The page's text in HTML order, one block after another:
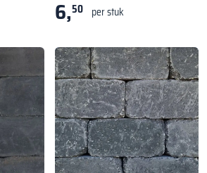
6,50 per stuk